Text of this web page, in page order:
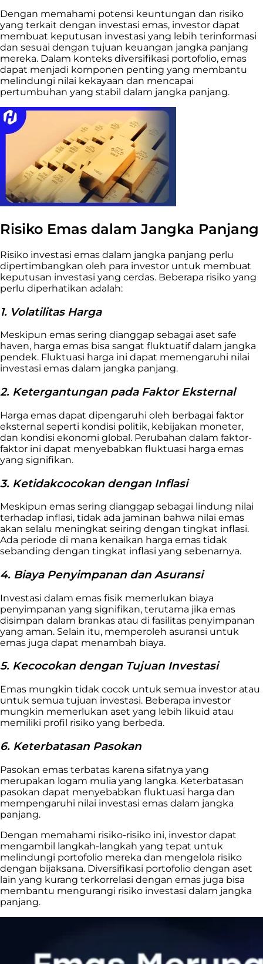
Dengan memahami potensi keuntungan dan risiko
yang terkait dengan investasi emas, investor dapat
membuat keputusan investasi yang lebih terinformasi
dan sesuai dengan tujuan keuangan jangka panjang
mereka. Dalam konteks diversifikasi portofolio, emas
dapat menjadi komponen penting yang membantu
melindungi nilai kekayaan dan mencapai
pertumbuhan yang stabil dalam jangka panjang.
Risiko Emas dalam Jangka Panjang
Risiko investasi emas dalam jangka panjang perlu
dipertimbangkan oleh para investor untuk membuat
keputusan investasi yang cerdas. Beberapa risiko yang
perlu diperhatikan adalah:
1. Volatilitas Harga
Meskipun emas sering dianggap sebagai aset safe
haven, harga emas bisa sangat fluktuatif dalam jangka
pendek. Fluktuasi harga ini dapat memengaruhi nilai
investasi emas dalam jangka panjang.
2. Ketergantungan pada Faktor Eksternal
Harga emas dapat dipengaruhi oleh berbagai faktor
eksternal seperti kondisi politik, kebijakan moneter,
dan kondisi ekonomi global. Perubahan dalam faktor-
faktor ini dapat menyebabkan fluktuasi harga emas
yang signifikan.
3. Ketidakcocokan dengan Inflasi
Meskipun emas sering dianggap sebagai lindung nilai
terhadap inflasi, tidak ada jaminan bahwa nilai emas
akan selalu meningkat seiring dengan tingkat inflasi.
Ada periode di mana kenaikan harga emas tidak
sebanding dengan tingkat inflasi yang sebenarnya.
4. Biaya Penyimpanan dan Asuransi
Investasi dalam emas fisik memerlukan biaya
penyimpanan yang signifikan, terutama jika emas
disimpan dalam brankas atau di fasilitas penyimpanan
yang aman. Selain itu, memperoleh asuransi untuk
emas juga dapat menambah biaya.
5. Kecocokan dengan Tujuan Investasi
Emas mungkin tidak cocok untuk semua investor atau
untuk semua tujuan investasi. Beberapa investor
mungkin memerlukan aset yang lebih likuid atau
memiliki profil risiko yang berbeda.
6. Keterbatasan Pasokan
Pasokan emas terbatas karena sifatnya yang
merupakan logam mulia yang langka. Keterbatasan
pasokan dapat menyebabkan fluktuasi harga dan
mempengaruhi nilai investasi emas dalam jangka
panjang.
Dengan memahami risiko-risiko ini, investor dapat
mengambil langkah-langkah yang tepat untuk
melindungi portofolio mereka dan mengelola risiko
dengan bijaksana. Diversifikasi portofolio dengan aset
lain yang kurang terkorrelasi dengan emas juga bisa
membantu mengurangi risiko investasi dalam jangka
panjang.